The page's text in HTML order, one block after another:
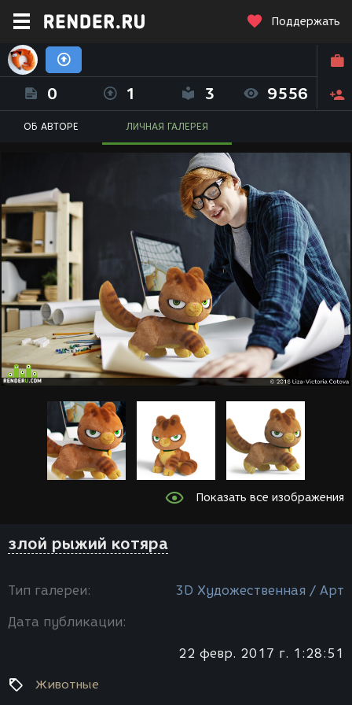
Поддержать
Елизавета-Виктория Котова (FoxCat)
0 1 3 9556
ОБ АВТОРЕ ЛИЧНАЯ ГАЛЕРЕЯ
Показать все изображения
злой рыжий котяра
Тип галереи: 3D Художественная / Арт
Дата публикации:
22 февр. 2017 г. 1:28:51
Животные